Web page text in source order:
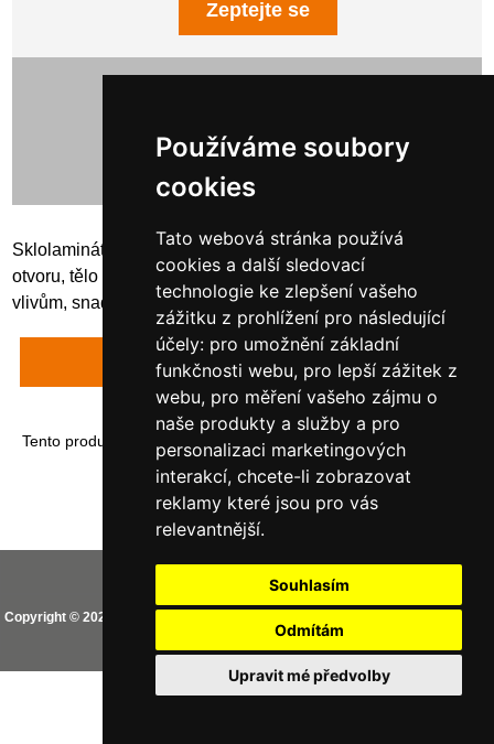
Používáme soubory
cookies
Tato webová stránka používá
cookies a další sledovací
technologie ke zlepšení vašeho
zážitku z prohlížení pro následující
účely: pro umožnění základní
funkčnosti webu, pro lepší zážitek z
webu, pro měření vašeho zájmu o
naše produkty a služby a pro
personalizaci marketingových
interakcí,chcete-li zobrazovat
reklamy které jsou pro vás
relevantnější.
Souhlasím
Odmítám
Upravit mé předvolby
Zeptejte se
Sklolaminátový Zásobník na posypový materiál 200 l, bez
otvoru, tělo i víko ve žluté barvě, odolný proti povětrnostním
vlivům, snadné otevírání se samouzavírací sponou
Napsat recenzi
Tento produkt byl přidán do našeho katalogu dne úterý 01 ledna,
2019.
Copyright © 2026 CEMO shop (PREMIUM partner CEMO GmbH)
. Provozováno
Zen Cart